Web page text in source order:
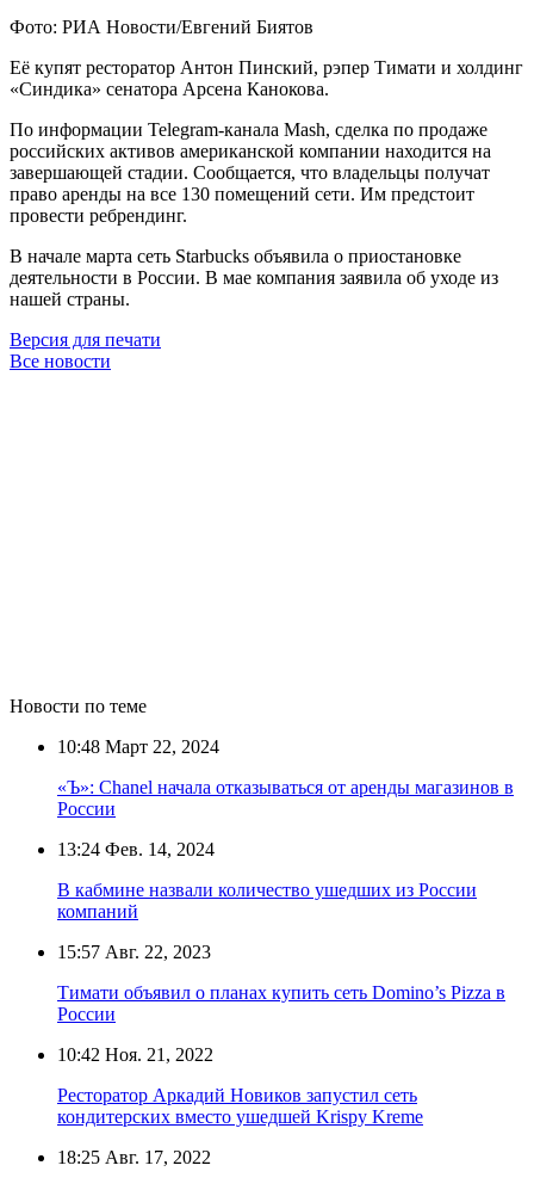
Фото: РИА Новости/Евгений Биятов
Её купят ресторатор Антон Пинский, рэпер Тимати и холдинг
«Синдика» сенатора Арсена Канокова.
По информации Telegram-канала Mash, сделка по продаже
российских активов американской компании находится на
завершающей стадии. Сообщается, что владельцы получат
право аренды на все 130 помещений сети. Им предстоит
провести ребрендинг.
В начале марта сеть Starbucks объявила о приостановке
деятельности в России. В мае компания заявила об уходе из
нашей страны.
Версия для печати
Все новости
Новости по теме
10:48 Март 22, 2024
«Ъ»: Chanel начала отказываться от аренды магазинов в
России
13:24 Фев. 14, 2024
В кабмине назвали количество ушедших из России
компаний
15:57 Авг. 22, 2023
Тимати объявил о планах купить сеть Domino’s Pizza в
России
10:42 Ноя. 21, 2022
Ресторатор Аркадий Новиков запустил сеть
кондитерских вместо ушедшей Krispy Kreme
18:25 Авг. 17, 2022